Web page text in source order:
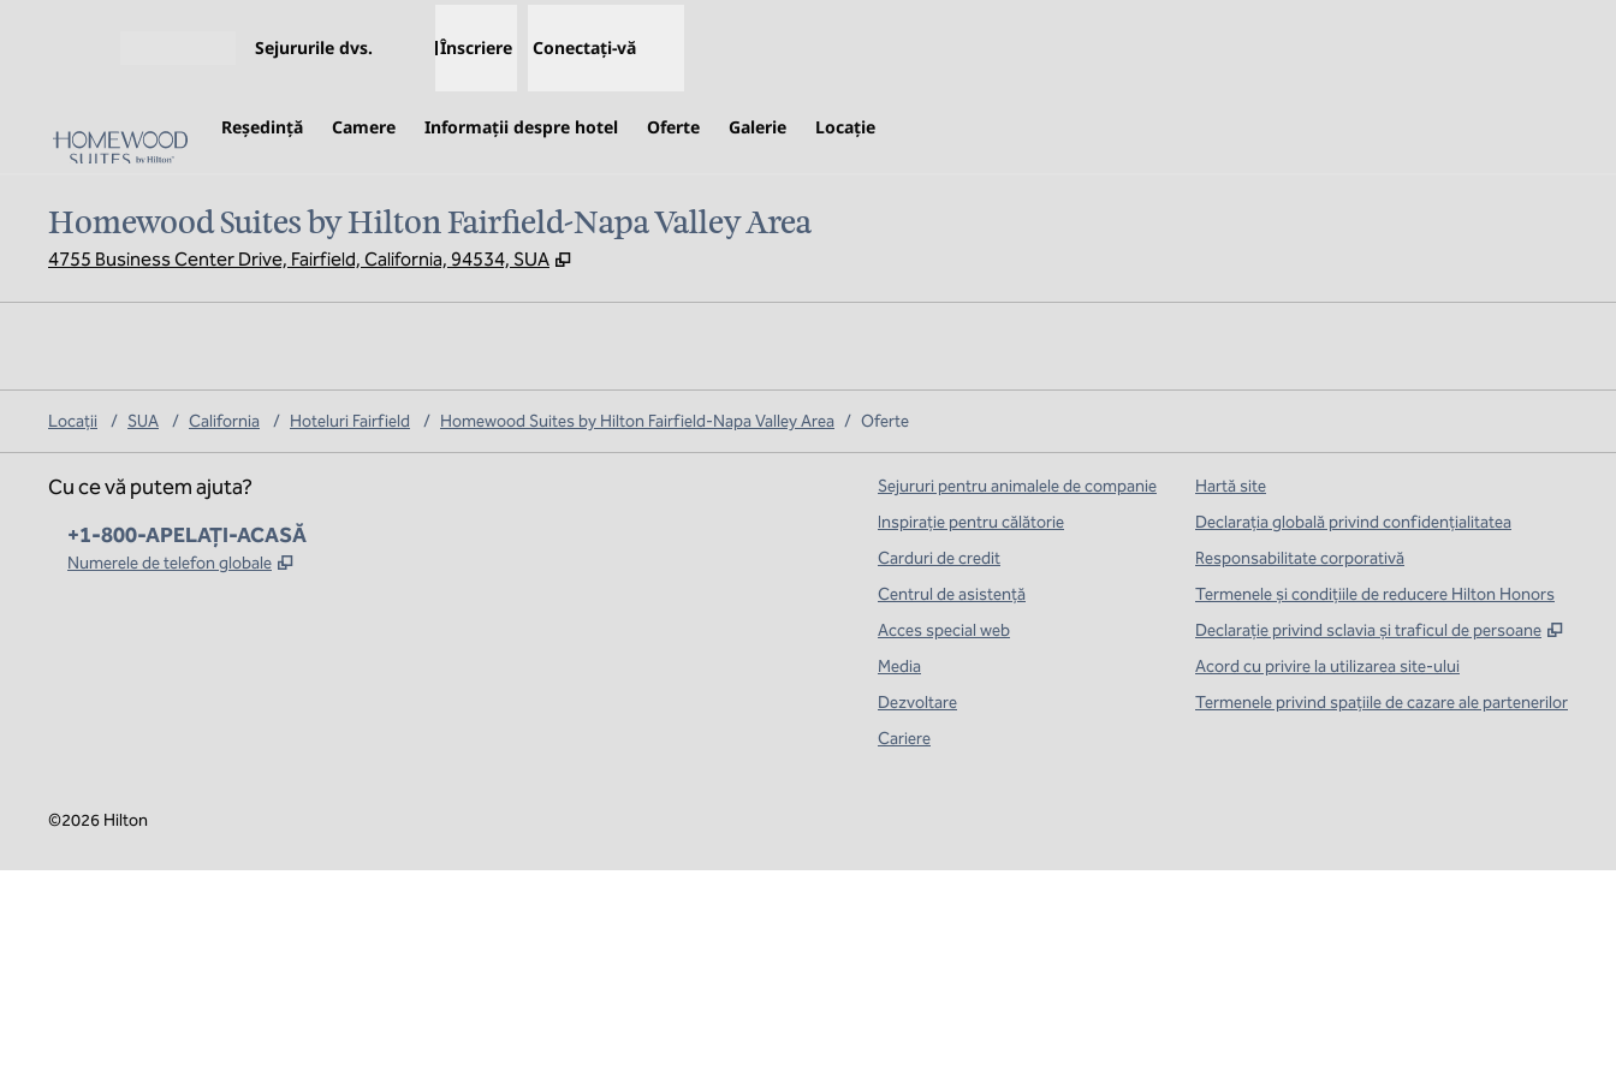
Sejururile dvs. Înscriere Conectați-vă
Reşedinţă Camere Informații despre hotel Oferte Galerie Locaţie
Homewood Suites by Hilton Fairfield-Napa Valley Area
4755 Business Center Drive, Fairfield, California, 94534, SUA ,
Locații / SUA / California / Hoteluri Fairfield / Homewood Suites by Hilton Fairfield-Napa Valley Area / Oferte
Cu ce vă putem ajuta?
Telefon:
+1-800-APELAȚI-ACASĂ
Numerele de telefon globale ,
Sejururi pentru animalele de companie
Inspirație pentru călătorie
Carduri de credit
Centrul de asistență
Acces special web
Media
Dezvoltare
Cariere
Hartă site
Declarația globală privind confidenţialitatea
Responsabilitate corporativă
Termenele și condițiile de reducere Hilton Honors
Declarație privind sclavia și traficul de persoane
,
Acord cu privire la utilizarea site-ului
Termenele privind spațiile de cazare ale partenerilor
©2026 Hilton